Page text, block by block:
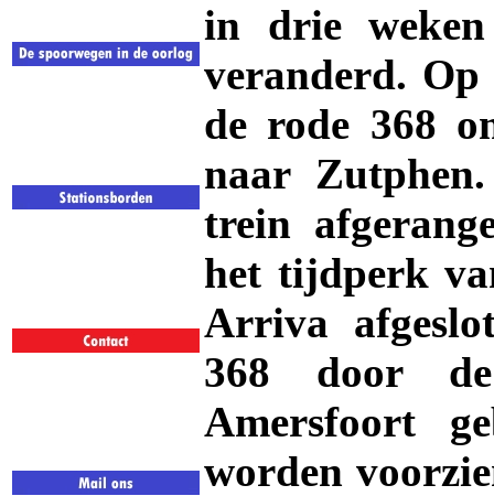
in drie
veranderd.
de rode 368
naar
trein
het tijdperk
Arriva
368 door
Amersfoort
worden